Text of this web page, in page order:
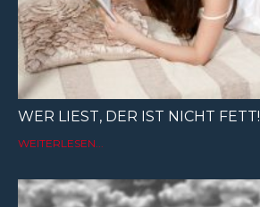
WER LIEST, DER IST NICHT FETT!
WEITERLESEN...